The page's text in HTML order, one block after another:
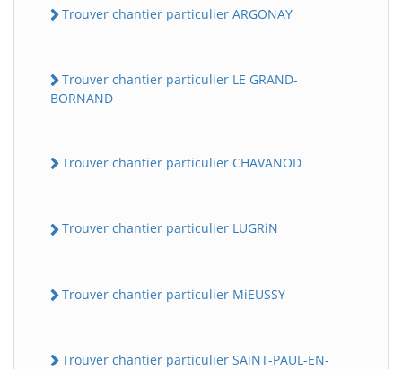
Trouver chantier particulier ARGONAY
Trouver chantier particulier LE GRAND-
BORNAND
Trouver chantier particulier CHAVANOD
Trouver chantier particulier LUGRiN
Trouver chantier particulier MiEUSSY
Trouver chantier particulier SAiNT-PAUL-EN-